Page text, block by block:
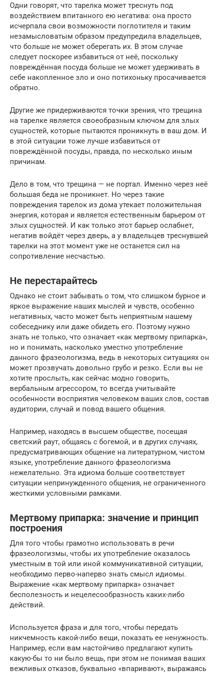
Одни говорят, что тарелка может треснуть под
воздействием впитанного ею негатива: она просто
исчерпала свои возможности поглотителя и таким
незамысловатым образом предупредила владельцев,
что больше не может оберегать их. В этом случае
следует поскорее избавиться от неё, поскольку
повреждённая посуда больше не может удерживать в
себе накопленное зло и оно потихоньку просачивается
обратно.
Другие же придерживаются точки зрения, что трещина
на тарелке является своеобразным ключом для злых
сущностей, которые пытаются проникнуть в ваш дом. И
в этой ситуации тоже лучше избавиться от
повреждённой посуды, правда, по несколько иным
причинам.
Дело в том, что трещина — не портал. Именно через неё
большая беда не проникнет. Но через такие
повреждения тарелок из дома утекает положительная
энергия, которая и является естественным барьером от
злых сущностей. И как только этот барьер ослабнет,
негатив войдёт через дверь, а у владельцев треснувшей
тарелки на этот момент уже не останется сил на
сопротивление несчастью.
Не перестарайтесь
Однако не стоит забывать о том, что слишком бурное и
яркое выражение наших мыслей и чувств, особенно
негативных, часто может быть неприятным нашему
собеседнику или даже обидеть его. Поэтому нужно
знать не только, что означает «как мертвому припарка»,
но и понимать, насколько уместно употребление
данного фразеологизма, ведь в некоторых ситуациях он
может прозвучать довольно грубо и резко. Если вы не
хотите прослыть, как сейчас модно говорить,
вербальным агрессором, то всегда учитывайте
особенности восприятия человеком ваших слов, состав
аудитории, случай и повод вашего общения.
Например, находясь в высшем обществе, посещая
светский раут, общаясь с богемой, и в других случаях,
предусматривающих общение на литературном, чистом
языке, употребление данного фразеологизма
нежелательно. Эта идиома больше соответствует
ситуации непринужденного общения, не ограниченного
жесткими условными рамками.
Мертвому припарка: значение и принцип
построения
Для того чтобы грамотно использовать в речи
фразеологизмы, чтобы их употребление оказалось
уместным в той или иной коммуникативной ситуации,
необходимо перво-наперво знать смысл идиомы.
Выражение «как мертвому припарка» означает
бесполезность и нецелесообразность каких-либо
действий.
Используется фраза и для того, чтобы передать
никчемность какой-либо вещи, показать ее ненужность.
Например, если вам настойчиво предлагают купить
какую-бы то ни было вещь, при этом не понимая ваших
вежливых отказов, буквально «впаривают», выражаясь